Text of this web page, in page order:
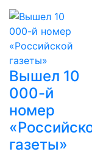
Вышел 10
000-й
номер
газеты»